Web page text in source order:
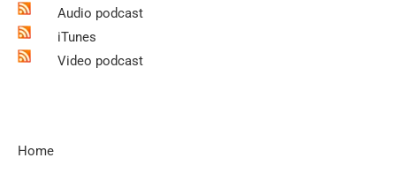
Audio podcast
iTunes
Video podcast
Home